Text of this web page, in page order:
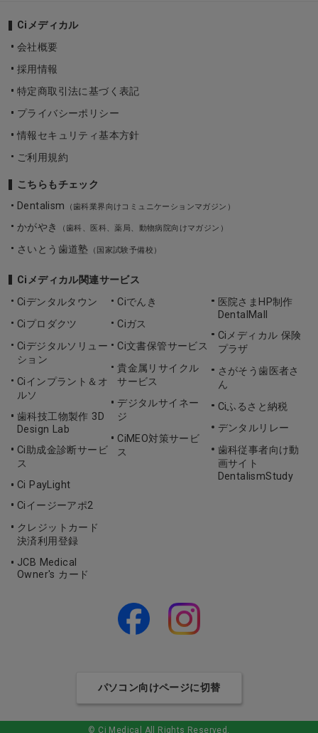
Ciメディカル
会社概要
採用情報
特定商取引法に基づく表記
プライバシーポリシー
情報セキュリティ基本方針
ご利用規約
こちらもチェック
Dentalism
（歯科業界向けコミュニケーションマガジン）
かがやき （歯科、医科、薬局、動物病院向けマガジン）
さいとう歯道塾 （国家試験予備校）
Ciメディカル関連サービス
Ciデンタルタウン
Ciプロダクツ
Ciデジタルソリュー
ション
Ciインプラント＆オ
ルソ
歯科技工物製作 3D
Design Lab
Ci助成金診断サービ
ス
Ci PayLight
Ciイージーアポ2
クレジットカード
決済利用登録
JCB Medical
Owner's カード
Ciでんき
Ciガス
Ci文書保管サービス
貴金属リサイクル
サービス
デジタルサイネー
ジ
CiMEO対策サービ
ス
医院さまHP制作
DentalMall
Ciメディカル 保険
プラザ
さがそう歯医者さ
ん
Ciふるさと納税
デンタルリレー
歯科従事者向け動
画サイト
DentalismStudy
パソコン向けページに切替
© Ci Medical All Rights Reserved.